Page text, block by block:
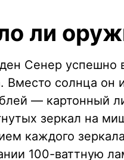
ли
Сенер успешно
солнца он
— картонный
зеркал на
каждого
100-ваттную